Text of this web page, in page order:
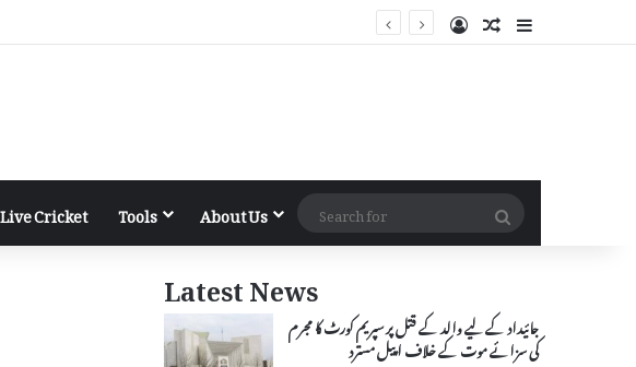
Log InRandom Article
Sidebar
Live Cricket Tools About Us
Search
for
Latest News
جائیداد کے لیے والد کے قتل پر سپریم کورٹ کا مجرم
کی سزائے موت کے خلاف اپیل مسترد